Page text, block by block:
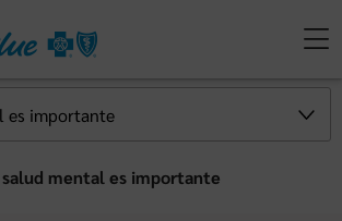
salud mental es importante